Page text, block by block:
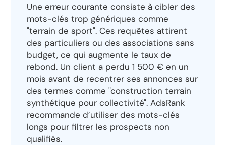
Une erreur courante consiste à cibler des
mots-clés trop génériques comme
"terrain de sport". Ces requêtes attirent
des particuliers ou des associations sans
budget, ce qui augmente le taux de
rebond. Un client a perdu 1 500 € en un
mois avant de recentrer ses annonces sur
des termes comme "construction terrain
synthétique pour collectivité". AdsRank
recommande d’utiliser des mots-clés
longs pour filtrer les prospects non
qualifiés.